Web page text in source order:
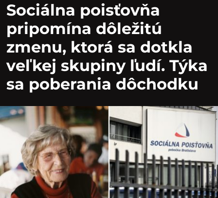
Sociálna poisťovňa
pripomína dôležitú
zmenu, ktorá sa dotkla
veľkej skupiny ľudí. Týka
sa poberania dôchodku